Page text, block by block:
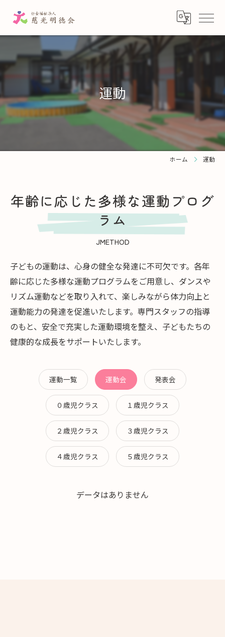
運動
ホーム 運動
年齢に応じた多様な運動プログ
ラム
JMETHOD
子どもの運動は、心身の健全な発達に不可欠です。各年
齢に応じた多様な運動プログラムをご用意し、ダンスや
リズム運動などを取り入れて、楽しみながら体力向上と
運動能力の発達を促進いたします。専門スタッフの指導
のもと、安全で充実した運動環境を整え、子どもたちの
健康的な成長をサポートいたします。
運動一覧 運動会 発表会
０歳児クラス １歳児クラス
２歳児クラス ３歳児クラス
４歳児クラス ５歳児クラス
データはありません